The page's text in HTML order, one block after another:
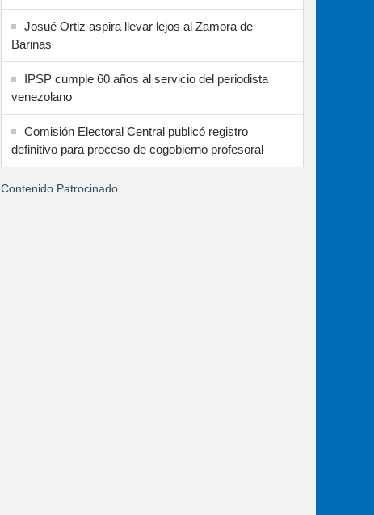
Josué Ortiz aspira llevar lejos al Zamora de
Barinas
IPSP cumple 60 años al servicio del periodista
venezolano
Comisión Electoral Central publicó registro
definitivo para proceso de cogobierno profesoral
Contenido Patrocinado